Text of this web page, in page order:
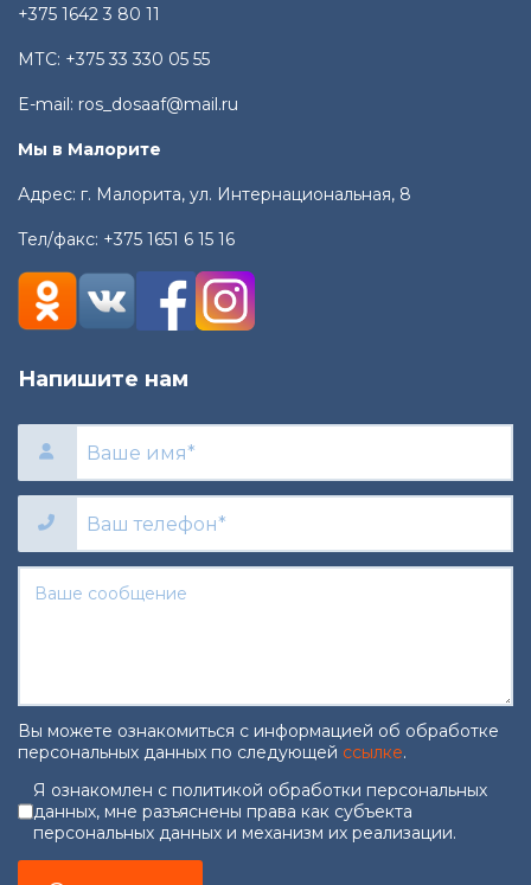
+375 1642 3 80 11
МТС: +375 33 330 05 55
E-mail: ros_dosaaf@mail.ru
Мы в Малорите
Адрес: г. Малорита, ул. Интернациональная, 8
Тел/факс: +375 1651 6 15 16
Напишите нам
Вы можете ознакомиться с информацией об обработке
персональных данных по следующей ссылке.
Согласие на обработку
Я ознакомлен с политикой обработки персональных
данных, мне разъяснены права как субъекта
персональных данных и механизм их реализации.